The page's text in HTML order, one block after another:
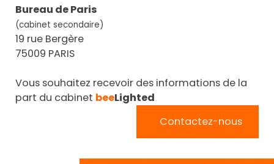
Bureau de Paris
(cabinet secondaire)
19 rue Bergère
75009 PARIS
Vous souhaitez recevoir des informations de la
part du cabinet beeLighted
Contactez-nous